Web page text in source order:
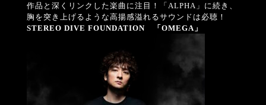
作品と深くリンクした楽曲に注目！「ALPHA」に続き、
胸を突き上げるような高揚感溢れるサウンドは必聴！
STEREO DIVE FOUNDATION「 OMEGA 」